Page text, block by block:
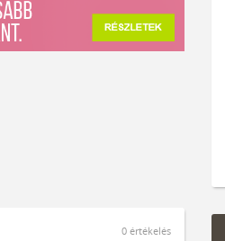
0 értékelés